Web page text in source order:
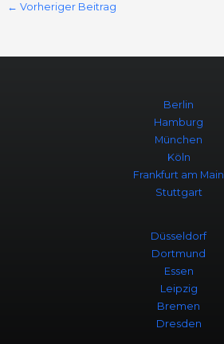
← Vorheriger Beitrag
Berlin
Hamburg
München
Köln
Frankfurt am Main
Stuttgart
Düsseldorf
Dortmund
Essen
Leipzig
Bremen
Dresden